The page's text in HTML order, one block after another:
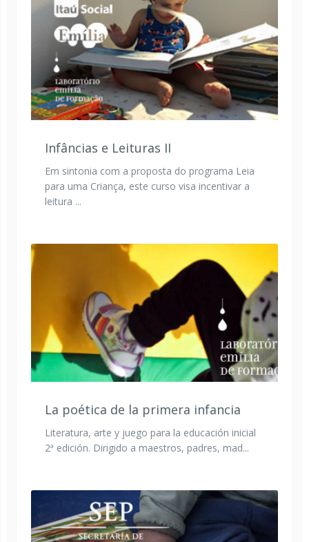
Infâncias e Leituras II
Em sintonia com a proposta do programa Leia
para uma Criança, este curso visa incentivar a
leitura ...
La poética de la primera infancia
Literatura, arte y juego para la educación inicial
2ª edición. Dirigido a maestros, padres, mad...